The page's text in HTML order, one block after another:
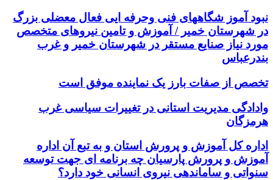
نبود آموز شگاههای فنی وحرفه ایی فعال معضلی بزرگ
در شهرستان خمیر / آموزش و تامین نیروهای متخصص
مورد نیاز صنایع مستقر در شهرستان خمیر و غرب
بندرعباس
تخصص از صفات بارز یک نماینده موفق است
وادادگی مدیریت استانی در تغییرات سیاسی غرب
هرمزگان
اداره کل آموزش و پرورش استان و به تبع آن اداره
آموزش و پرورش پارسیان چه برنامه ای جهت توسعه
سنواتی و ساماندهی نیروی انسانی خود دارد؟